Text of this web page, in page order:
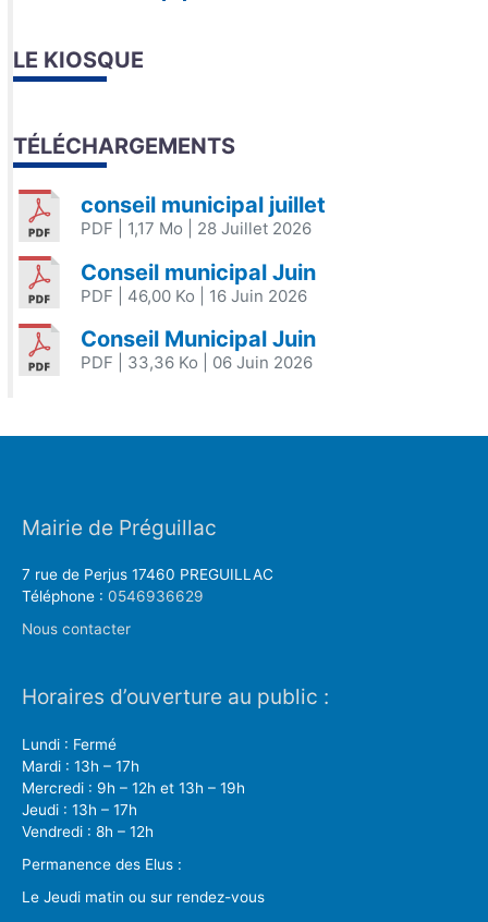
LE KIOSQUE
TÉLÉCHARGEMENTS
conseil municipal juillet
PDF | 1,17 Mo | 28 Juillet 2026
Conseil municipal Juin
PDF | 46,00 Ko | 16 Juin 2026
Conseil Municipal Juin
PDF | 33,36 Ko | 06 Juin 2026
Mairie de Préguillac
7 rue de Perjus 17460 PREGUILLAC
Téléphone : 0546936629
Nous contacter
Horaires d’ouverture au public :
Lundi : Fermé
Mardi : 13h – 17h
Mercredi : 9h – 12h et 13h – 19h
Jeudi : 13h – 17h
Vendredi : 8h – 12h
Permanence des Elus :
Le Jeudi matin ou sur rendez-vous